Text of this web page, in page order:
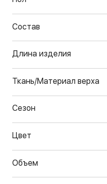
Состав
Длина изделия
Ткань/Материал верха
Сезон
Цвет
Объем